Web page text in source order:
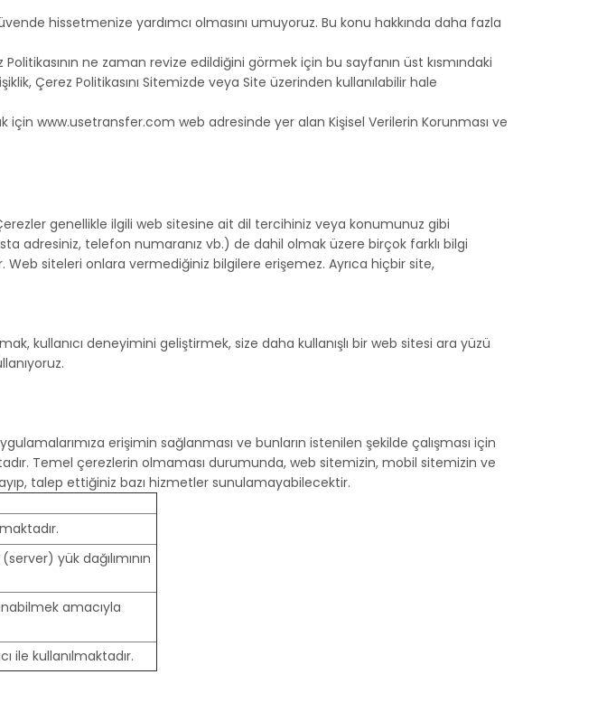
hissetmenize yardımcı olmasını umuyoruz. Bu konu hakkında daha fazla
ne zaman revize edildiğini görmek için bu sayfanın üst kısmındaki
Çerez Politikasını Sitemizde veya Site üzerinden kullanılabilir hale
için www.usetransfer.com web adresinde yer alan Kişisel Verilerin Korunması ve
genellikle ilgili web sitesine ait dil tercihiniz veya konumunuz gibi
adresiniz, telefon numaranız vb.) de dahil olmak üzere birçok farklı bilgi
Web siteleri onlara vermediğiniz bilgilere erişemez. Ayrıca hiçbir site,
kullanıcı deneyimini geliştirmek, size daha kullanışlı bir web sitesi ara yüzü
erişimin sağlanması ve bunların istenilen şekilde çalışması için
Temel çerezlerin olmaması durumunda, web sitemizin, mobil sitemizin ve
talep ettiğiniz bazı hizmetler sunulamayabilecektir.
yük dağılımının
amacıyla
ile kullanılmaktadır.